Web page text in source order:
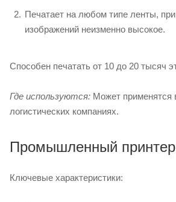
Печатает на любом типе ленты,
изображений неизменно высокое.
Способен печатать от 10 до 20 тысяч
Где используются: Может применятся
логистических компаниях.
Промышленный принтер
Ключевые характеристики: